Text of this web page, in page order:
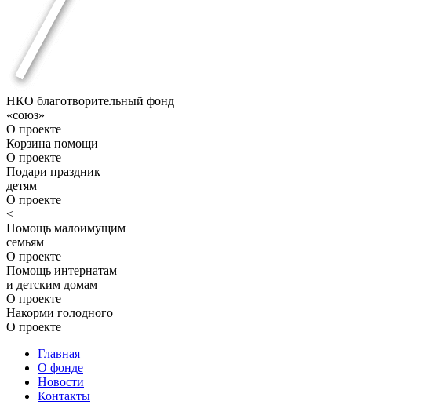
НКО благотворительный фонд
«союз»
О проекте
Корзина помощи
О проекте
Подари праздник
детям
О проекте
<
Помощь малоимущим
семьям
О проекте
Помощь интернатам
и детским домам
О проекте
Накорми голодного
О проекте
Главная
О фонде
Новости
Контакты